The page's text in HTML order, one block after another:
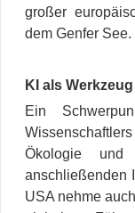
großer
dem Genfer See.
KI als
Ein
Ökologie
anschließenden
USA nehme